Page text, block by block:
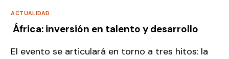
ACTUALIDAD
África: inversión en talento y desarrollo
El evento se articulará en torno a tres hitos: la